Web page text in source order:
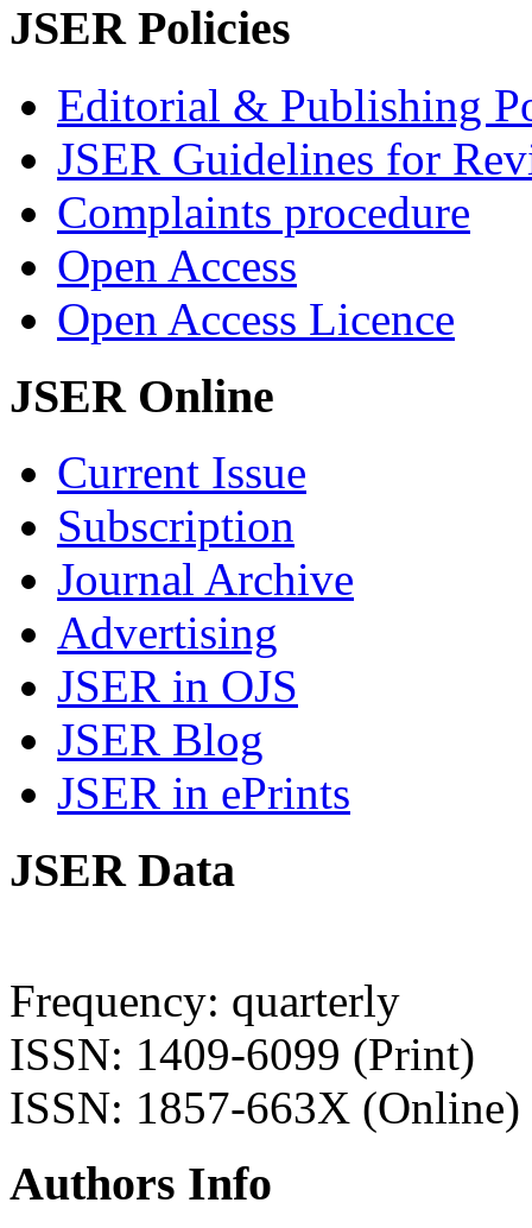
JSER Policies
Editorial & Publishing
JSER Guidelines for
Complaints procedure
Open Access
Open Access Licence
JSER Online
Current Issue
Subscription
Journal Archive
Advertising
JSER in OJS
JSER Blog
JSER in ePrints
JSER Data
Frequency: quarterly
ISSN: 1409-6099 (Print)
ISSN: 1857-663X (Online)
Authors Info